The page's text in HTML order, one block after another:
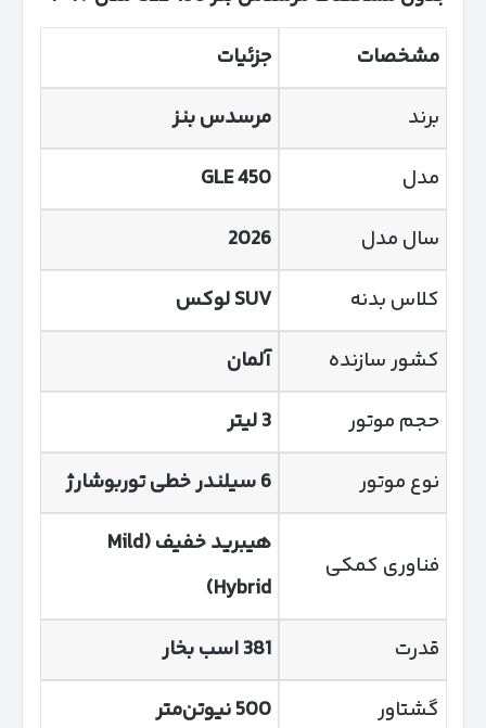
مشخصات
جزئیات
برند
مرسدس بنز
مدل
GLE 450
سال مدل
2026
کلاس بدنه
SUVلوکس
کشور سازنده
آلمان
حجم موتور
3لیتر
نوع موتور
6سیلندر خطی توربوشارژ
فناوری کمکی
هیبرید خفیف (Mild
Hybrid)
قدرت
381اسب بخار
گشتاور
500نیوتن‌متر